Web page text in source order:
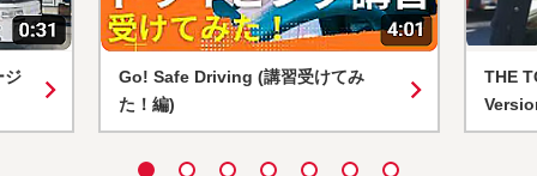
ジ
Go! Safe Driving (講習受けてみ
た！編)
THE